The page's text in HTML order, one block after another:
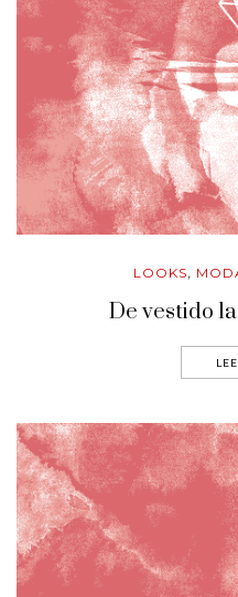
LOOKS,
De vestido